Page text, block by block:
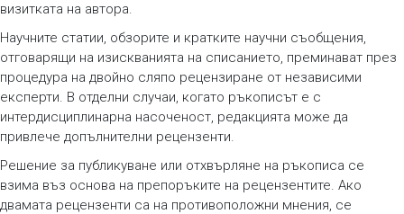
визитката на автора.
Научните статии, обзорите и кратките научни съобщения,
отговарящи на изискванията на списанието, преминават през
процедура на двойно сляпо рецензиране от независими
експерти. В отделни случаи, когато ръкописът е с
интердисциплинарна насоченост, редакцията може да
привлече допълнителни рецензенти.
Решение за публикуване или отхвърляне на ръкописа се
взима въз основа на препоръките на рецензентите. Ако
двамата рецензенти са на противоположни мнения, се